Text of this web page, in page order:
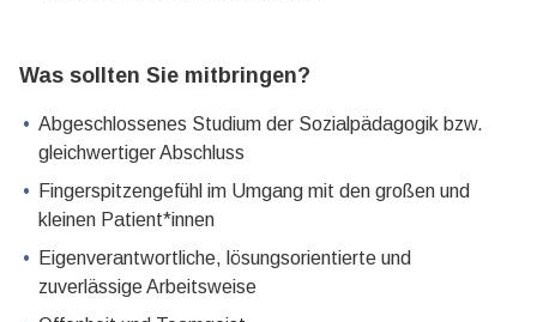
Was sollten Sie mitbringen?
Abgeschlossenes Studium der Sozialpädagogik bzw.
gleichwertiger Abschluss
Fingerspitzengefühl im Umgang mit den großen und
kleinen Patient*innen
Eigenverantwortliche, lösungsorientierte und
zuverlässige Arbeitsweise